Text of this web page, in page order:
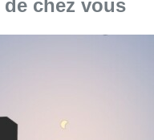
"Eclipse : des sites
de